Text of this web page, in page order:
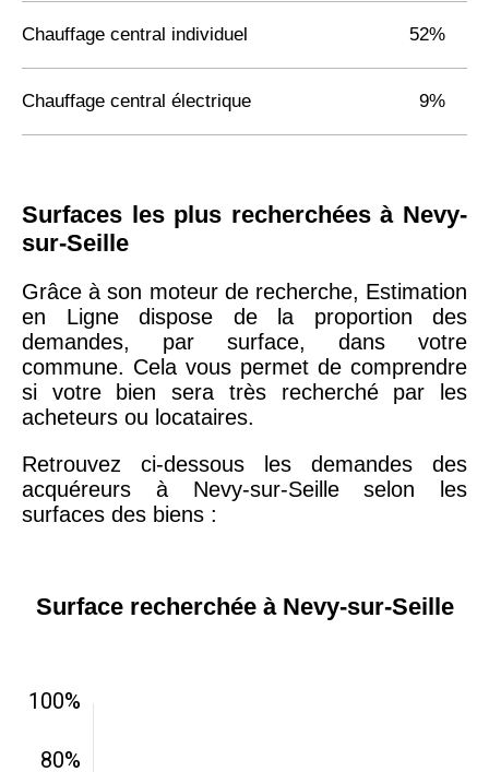
Chauffage central individuel 52%
Chauffage central électrique 9%
Surfaces les plus recherchées à Nevy-
sur-Seille
Grâce à son moteur de recherche, Estimation
en Ligne dispose de la proportion des
demandes, par surface, dans votre
commune. Cela vous permet de comprendre
si votre bien sera très recherché par les
acheteurs ou locataires.
Retrouvez ci-dessous les demandes des
acquéreurs à Nevy-sur-Seille selon les
surfaces des biens :
Surface recherchée à Nevy-sur-Seille